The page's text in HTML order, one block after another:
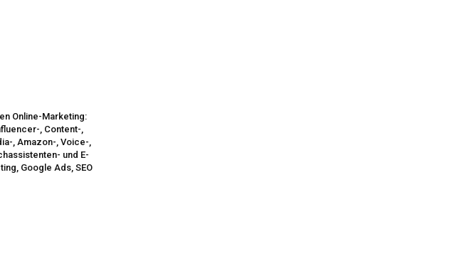
Online-Marketing:
, Content-,
, Amazon-, Voice-,
und E-
Google Ads, SEO